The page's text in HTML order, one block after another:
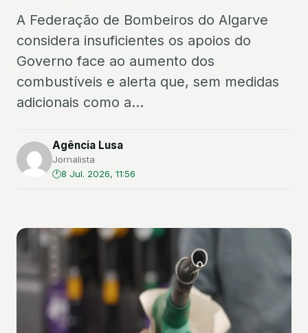
A Federação de Bombeiros do Algarve
considera insuficientes os apoios do
Governo face ao aumento dos
combustíveis e alerta que, sem medidas
adicionais como a...
Agência Lusa
Jornalista
8 Jul. 2026, 11:56